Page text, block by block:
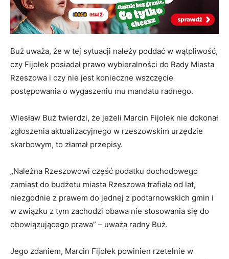
Buż uważa, że w tej sytuacji należy poddać w wątpliwość,
czy Fijołek posiadał prawo wybieralności do Rady Miasta
Rzeszowa i czy nie jest konieczne wszczęcie
postępowania o wygaszeniu mu mandatu radnego.
Wiesław Buż twierdzi, że jeżeli Marcin Fijołek nie dokonał
zgłoszenia aktualizacyjnego w rzeszowskim urzędzie
skarbowym, to złamał przepisy.
„Należna Rzeszowowi część podatku dochodowego
zamiast do budżetu miasta Rzeszowa trafiała od lat,
niezgodnie z prawem do jednej z podtarnowskich gmin i
w związku z tym zachodzi obawa nie stosowania się do
obowiązującego prawa” – uważa radny Buż.
Jego zdaniem, Marcin Fijołek powinien rzetelnie w